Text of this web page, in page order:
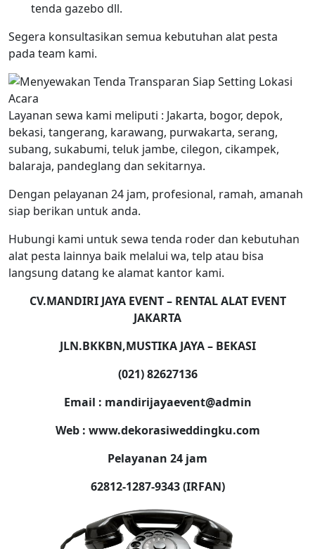
tenda gazebo dll.
Segera konsultasikan semua kebutuhan alat pesta
pada team kami.
Layanan sewa kami meliputi : Jakarta, bogor, depok,
bekasi, tangerang, karawang, purwakarta, serang,
subang, sukabumi, teluk jambe, cilegon, cikampek,
balaraja, pandeglang dan sekitarnya.
Dengan pelayanan 24 jam, profesional, ramah, amanah
siap berikan untuk anda.
Hubungi kami untuk sewa tenda roder dan kebutuhan
alat pesta lainnya baik melalui wa, telp atau bisa
langsung datang ke alamat kantor kami.
CV.MANDIRI JAYA EVENT – RENTAL ALAT EVENT
JAKARTA
JLN.BKKBN,MUSTIKA JAYA – BEKASI
(021) 82627136
Email : mandirijayaevent@admin
Web : www.dekorasiweddingku.com
Pelayanan 24 jam
62812-1287-9343 (IRFAN)